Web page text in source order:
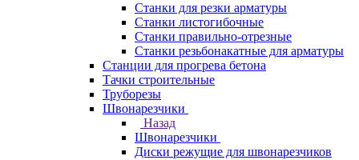
Станки для резки арматуры
Станки листогибочные
Станки правильно-отрезные
Станки резьбонакатные для арматуры
Станции для прогрева бетона
Тачки строительные
Труборезы
Швонарезчики
Назад
Швонарезчики
Диски режущие для швонарезчиков